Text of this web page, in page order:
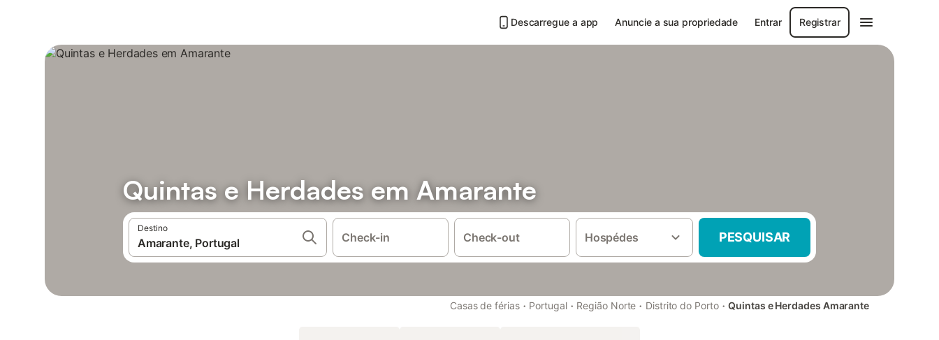
Descarregue a app Anuncie a sua propriedade Entrar Registrar
Quintas e Herdades em Amarante
Destino
Check-in Check-out Hospédes PESQUISAR
Casas de férias · Portugal · Região Norte · Distrito do Porto · Quintas e Herdades Amarante